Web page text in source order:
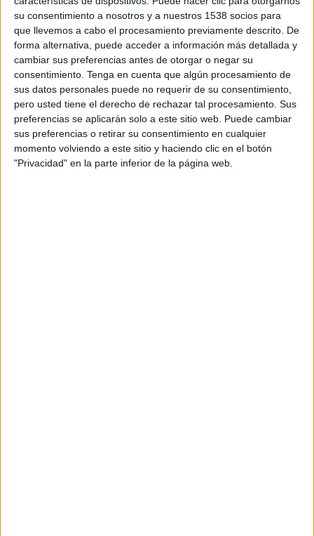
su consentimiento a nosotros y a nuestros 1538 socios para
que llevemos a cabo el procesamiento previamente descrito. De
forma alternativa, puede acceder a información más detallada y
cambiar sus preferencias antes de otorgar o negar su
consentimiento. Tenga en cuenta que algún procesamiento de
sus datos personales puede no requerir de su consentimiento,
pero usted tiene el derecho de rechazar tal procesamiento. Sus
preferencias se aplicarán solo a este sitio web. Puede cambiar
sus preferencias o retirar su consentimiento en cualquier
momento volviendo a este sitio y haciendo clic en el botón
"Privacidad" en la parte inferior de la página web.
en deixa el balanç a zero aquest any
Marc Puigtió trenca amb ERC i
abandona definitivament la política